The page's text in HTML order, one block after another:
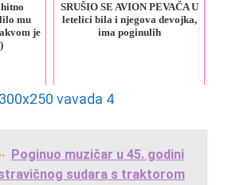
mu
je
SRUŠIO SE AVION PEVAČA U
letelici bila i njegova devojka,
ima poginulih
Poginuo muzičar u 45. godini
sudara s traktorom